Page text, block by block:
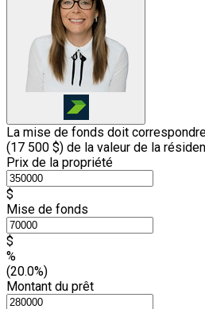
La mise de fonds doit
(17 500 $) de la valeur de la
Prix de la propriété
$
Mise de fonds
$
%
(20.0%)
Montant du prêt